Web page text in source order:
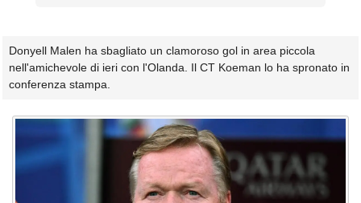
Donyell Malen ha sbagliato un clamoroso gol in area piccola
nell'amichevole di ieri con l'Olanda. Il CT Koeman lo ha spronato in
conferenza stampa.